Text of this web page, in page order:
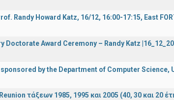
Randy Howard Katz, 16/12, 16:00-17:15, East
Doctorate Award Ceremony – Randy Katz
by the Department of Computer Science,
τάξεων 1985, 1995 και 2005 (40, 30 και 20